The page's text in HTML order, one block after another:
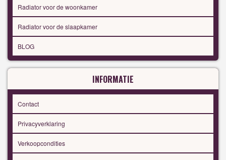
Radiator voor de woonkamer
Radiator voor de slaapkamer
BLOG
INFORMATIE
Contact
Privacyverklaring
Verkoopcondities